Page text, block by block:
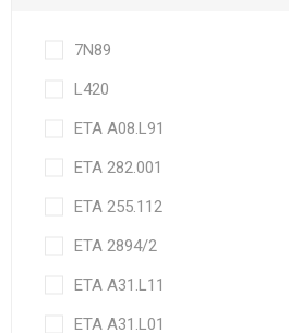
7N89
L420
ETA A08.L91
ETA 282.001
ETA 255.112
ETA 2894/2
ETA A31.L11
ETA A31.L01